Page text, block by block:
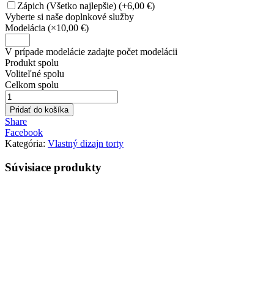
Zápich (Všetko najlepšie) (+6,00 €)
Vyberte si naše doplnkové služby
Modelácia (×10,00 €)
V prípade modelácie zadajte počet modelácii
Produkt spolu
Voliteľné spolu
Celkom spolu
množstvo
Torta
18
cm,
4x
plnená
Pridať do košíka
Share
Facebook
Kategória: Vlastný dizajn torty
Súvisiace produkty